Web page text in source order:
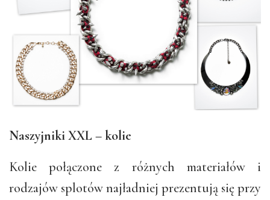
Naszyjniki XXL – kolie
Kolie połączone z różnych materiałów i
rodzajów splotów najładniej prezentują się przy